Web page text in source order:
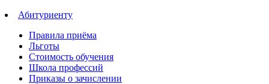
Абитуриенту
Правила приёма
Льготы
Стоимость обучения
Школа профессий
Приказы о зачислении